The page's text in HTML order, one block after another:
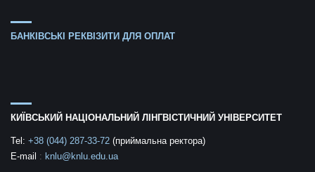
БАНКІВСЬКІ РЕКВІЗИТИ ДЛЯ ОПЛАТ
КИЇВСЬКИЙ НАЦІОНАЛЬНИЙ ЛІНГВІСТИЧНИЙ УНІВЕРСИТЕТ
Tel: +38 (044) 287-33-72 (приймальна ректора)
E-mail : knlu@knlu.edu.ua